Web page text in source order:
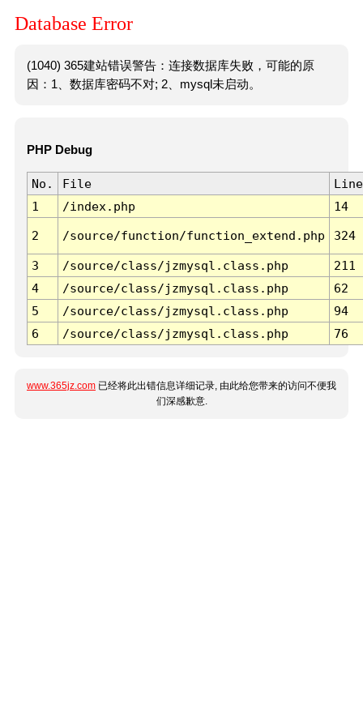
Database Error
(1040) 365建站错误警告：连接数据库失败，可能的原
因：1、数据库密码不对; 2、mysql未启动。
PHP Debug
No. File
Line
1
/index.php 14
2 /source/function/function_extend.php 324
3 /source/class/jzmysql.class.php
211
4
/source/class/jzmysql.class.php
62
5
/source/class/jzmysql.class.php
94
6
/source/class/jzmysql.class.php 76
www.365jz.com 已经将此出错信息详细记录, 由此给您带来的访问不便我
们深感歉意.